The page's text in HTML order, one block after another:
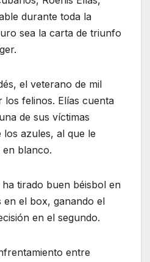
durante toda la
sea la carta de triunfo
el veterano de mil
los felinos. Elías cuenta
de sus víctimas
azules, al que le
blanco.
tirado buen béisbol en
en el box, ganando el
en el segundo.
entre